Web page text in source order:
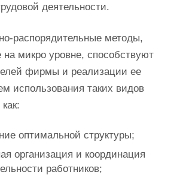
деятельности.
распорядительные методы,
микро уровне, способствуют
фирмы и реализации ее
использования таких видов
оптимальной структуры;
организация и координация
работников;